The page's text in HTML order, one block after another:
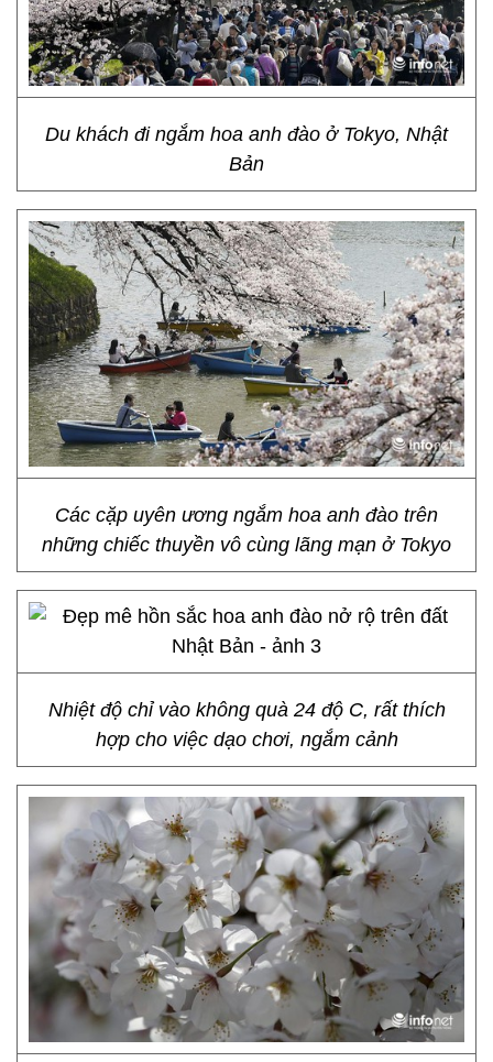
Du khách đi ngắm hoa anh đào ở Tokyo, Nhật
Bản
Các cặp uyên ương ngắm hoa anh đào trên
những chiếc thuyền vô cùng lãng mạn ở Tokyo
Nhiệt độ chỉ vào không quà 24 độ C, rất thích
hợp cho việc dạo chơi, ngắm cảnh